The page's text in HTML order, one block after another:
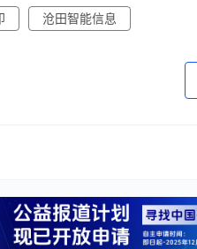
沧田智能信息